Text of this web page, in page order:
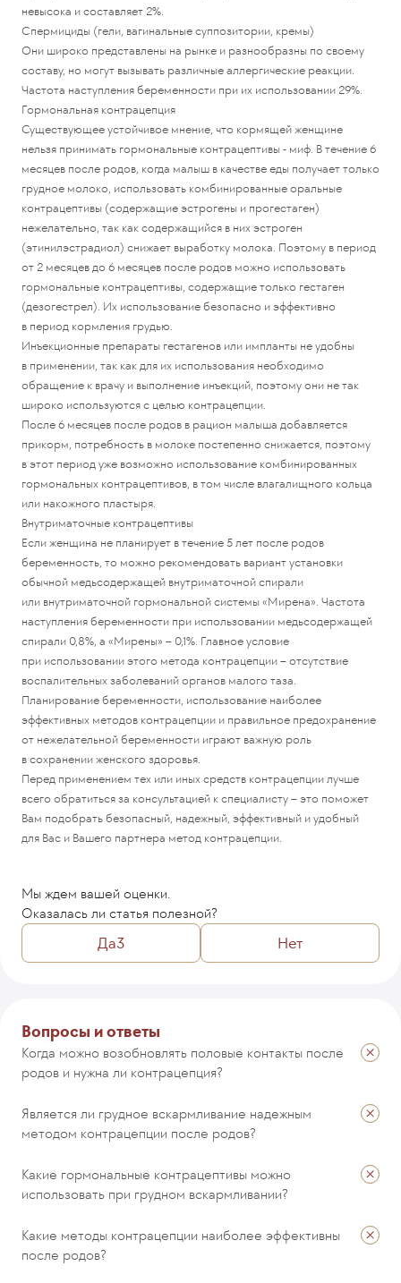
невысока и составляет 2%.
Спермициды (гели, вагинальные суппозитории, кремы)
Они широко представлены на рынке и разнообразны по своему
составу, но могут вызывать различные аллергические реакции.
Частота наступления беременности при их использовании 29%.
Гормональная контрацепция
Существующее устойчивое мнение, что кормящей женщине
нельзя принимать гормональные контрацептивы - миф. В течение 6
месяцев после родов, когда малыш в качестве еды получает только
грудное молоко, использовать комбинированные оральные
контрацептивы (содержащие эстрогены и прогестаген)
нежелательно, так как содержащийся в них эстроген
(этинилэстрадиол) снижает выработку молока. Поэтому в период
от 2 месяцев до 6 месяцев после родов можно использовать
гормональные контрацептивы, содержащие только гестаген
(дезогестрел). Их использование безопасно и эффективно
в период кормления грудью.
Инъекционные препараты гестагенов или импланты не удобны
в применении, так как для их использования необходимо
обращение к врачу и выполнение инъекций, поэтому они не так
широко используются с целью контрацепции.
После 6 месяцев после родов в рацион малыша добавляется
прикорм, потребность в молоке постепенно снижается, поэтому
в этот период уже возможно использование комбинированных
гормональных контрацептивов, в том числе влагалищного кольца
или накожного пластыря.
Внутриматочные контрацептивы
Если женщина не планирует в течение 5 лет после родов
беременность, то можно рекомендовать вариант установки
обычной медьсодержащей внутриматочной спирали
или внутриматочной гормональной системы «Мирена». Частота
наступления беременности при использовании медьсодержащей
спирали 0,8%, а «Мирены» – 0,1%. Главное условие
при использовании этого метода контрацепции – отсутствие
воспалительных заболеваний органов малого таза.
Планирование беременности, использование наиболее
эффективных методов контрацепции и правильное предохранение
от нежелательной беременности играют важную роль
в сохранении женского здоровья.
Перед применением тех или иных средств контрацепции лучше
всего обратиться за консультацией к специалисту – это поможет
Вам подобрать безопасный, надежный, эффективный и удобный
для Вас и Вашего партнера метод контрацепции.
Мы ждем вашей оценки.
Оказалась ли статья полезной?
Да3 Нет
Вопросы и ответы
Когда можно возобновлять половые контакты после
родов и нужна ли контрацепция?
Является ли грудное вскармливание надежным
методом контрацепции после родов?
Какие гормональные контрацептивы можно
использовать при грудном вскармливании?
Какие методы контрацепции наиболее эффективны
после родов?